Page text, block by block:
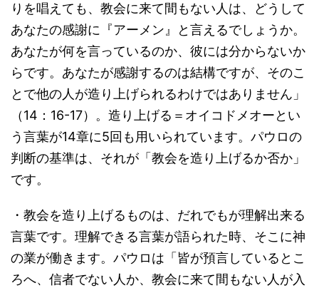
りを唱えても、教会に来て間もない人は、どうして
あなたの感謝に『アーメン』と言えるでしょうか。
あなたが何を言っているのか、彼には分からないか
らです。あなたが感謝するのは結構ですが、そのこ
とで他の人が造り上げられるわけではありません」
（14：16-17）。造り上げる＝オイコドメオーとい
う言葉が14章に5回も用いられています。パウロの
判断の基準は、それが「教会を造り上げるか否か」
です。
・教会を造り上げるものは、だれでもが理解出来る
言葉です。理解できる言葉が語られた時、そこに神
の業が働きます。パウロは「皆が預言しているとこ
ろへ、信者でない人か、教会に来て間もない人が入